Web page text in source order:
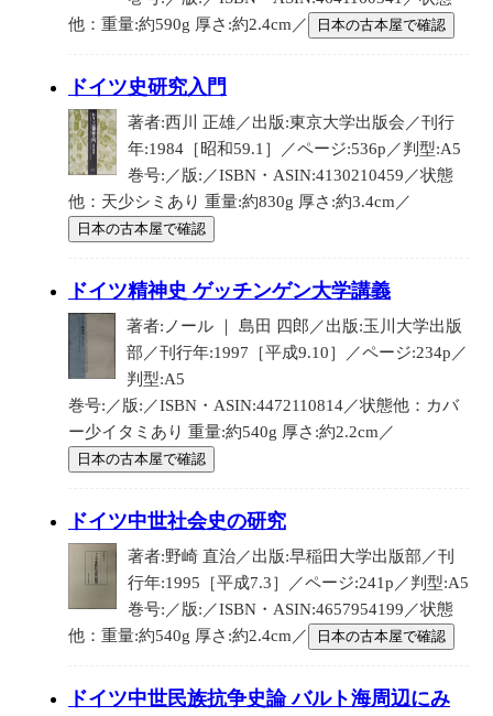
他：重量:約590g 厚さ:約2.4cm／
日本の古本屋で確認
ドイツ史研究入門
著者:西川 正雄／出版:東京大学出版会／刊行
年:1984［昭和59.1］／ページ:536p／判型:A5
巻号:／版:／ISBN・ASIN:4130210459／状態
他：天少シミあり 重量:約830g 厚さ:約3.4cm／
日本の古本屋で確認
ドイツ精神史 ゲッチンゲン大学講義
著者:ノール ｜ 島田 四郎／出版:玉川大学出版
部／刊行年:1997［平成9.10］／ページ:234p／
判型:A5
巻号:／版:／ISBN・ASIN:4472110814／状態他：カバ
ー少イタミあり 重量:約540g 厚さ:約2.2cm／
日本の古本屋で確認
ドイツ中世社会史の研究
著者:野崎 直治／出版:早稲田大学出版部／刊
行年:1995［平成7.3］／ページ:241p／判型:A5
巻号:／版:／ISBN・ASIN:4657954199／状態
他：重量:約540g 厚さ:約2.4cm／
日本の古本屋で確認
ドイツ中世民族抗争史論 バルト海周辺にみ